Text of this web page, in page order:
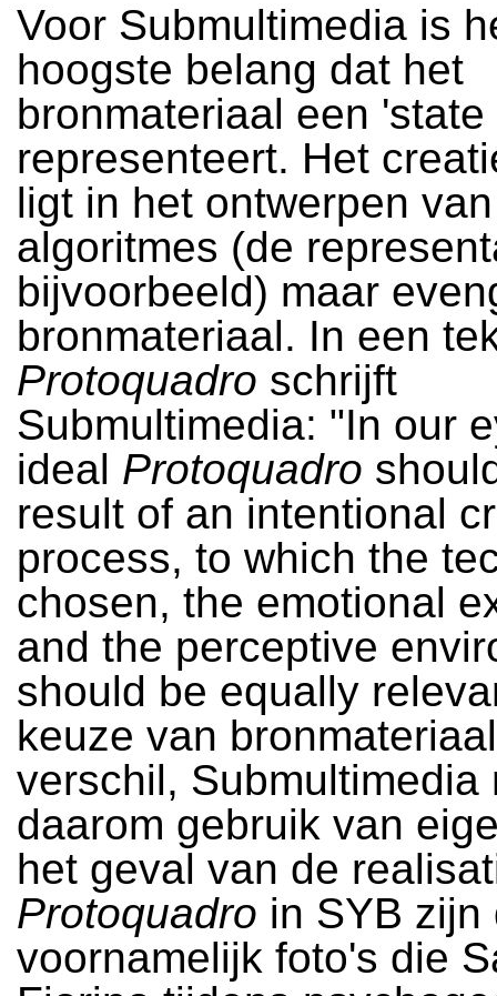
Voor Submultimedia is
hoogste belang dat het
bronmateriaal een
representeert. Het
ligt in het ontwerpen
algoritmes (de
bijvoorbeeld) maar
bronmateriaal. In een
Protoquadro schrijft
Submultimedia: "In our
ideal Protoquadro
result of an intentional
process, to which the
chosen, the emotional
and the perceptive
should be equally
keuze van
verschil, Submultimedia
daarom gebruik van
het geval van de
Protoquadro in SYB zijn
voornamelijk foto's die